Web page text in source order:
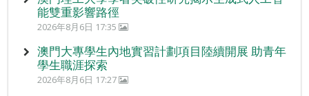
能雙重影響路徑
2026年8月6日 17:35
澳門大專學生內地實習計劃項目陸續開展 助青年
學生職涯探索
2026年8月6日 17:27